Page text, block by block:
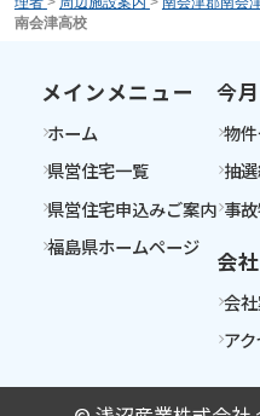
南会津高校
メインメニュー
ホーム
県営住宅一覧
県営住宅申込みご案内
福島県ホームページ
今
物
抽
事
会
会
ア